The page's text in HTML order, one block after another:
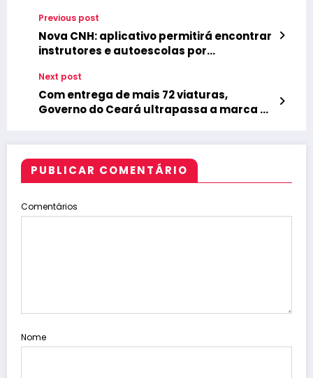
Previous post
Nova CNH: aplicativo permitirá encontrar
instrutores e autoescolas por
Next post
Com entrega de mais 72 viaturas,
Governo do Ceará ultrapassa a marca de
PUBLICAR COMENTÁRIO
Comentários
Nome